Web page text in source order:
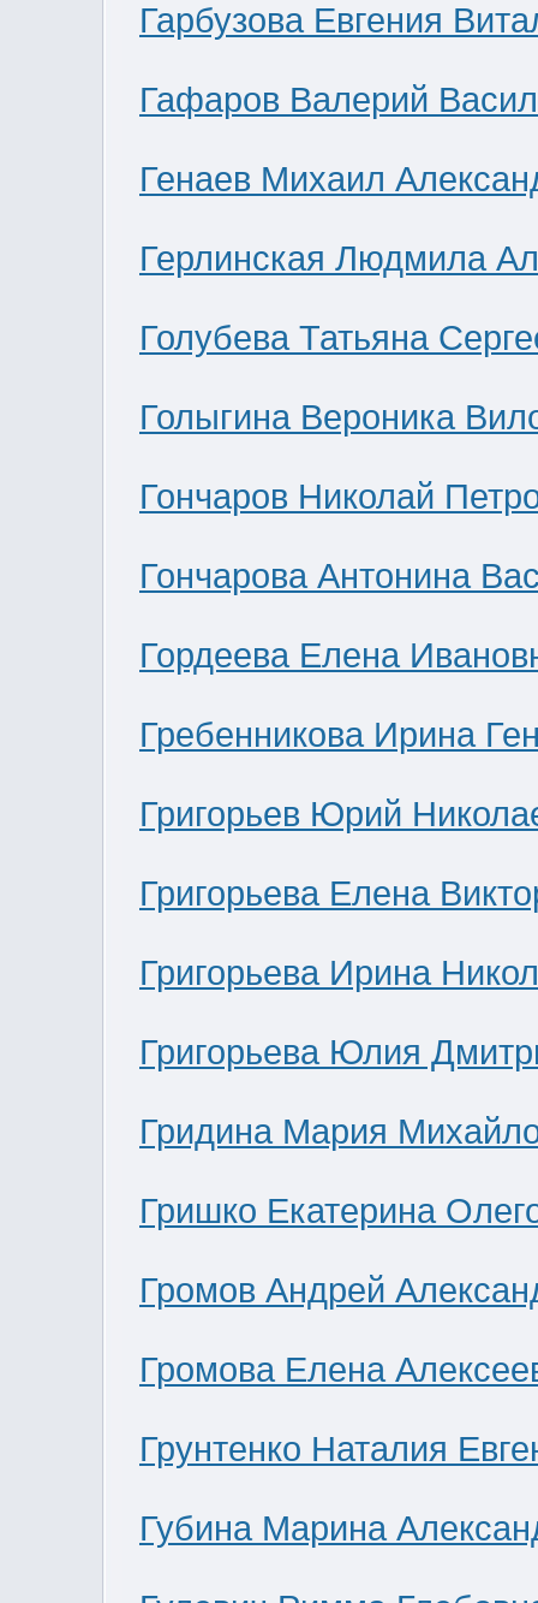
Гарбузова Евгения
Гафаров Валерий
Генаев Михаил
Герлинская Людмила
Голубева Татьяна
Голыгина Вероника
Гончаров Николай
Гончарова Антонина
Гордеева Елена
Гребенникова Ирина
Григорьев Юрий
Григорьева Елена
Григорьева Ирина
Григорьева Юлия
Гридина Мария
Гришко Екатерина
Громов Андрей
Громова Елена
Грунтенко Наталия
Губина Марина